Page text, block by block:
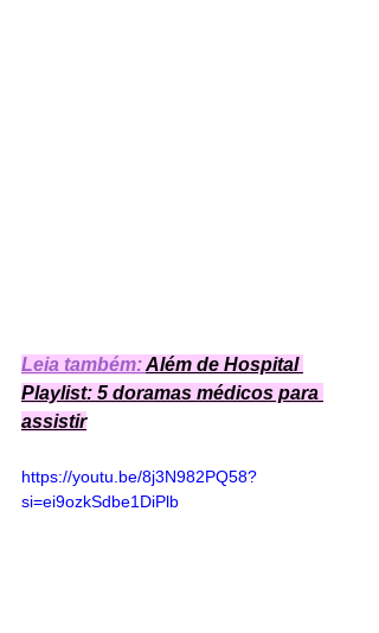
Leia também: Além de Hospital
Playlist: 5 doramas médicos para
assistir
https://youtu.be/8j3N982PQ58?
si=ei9ozkSdbe1DiPlb